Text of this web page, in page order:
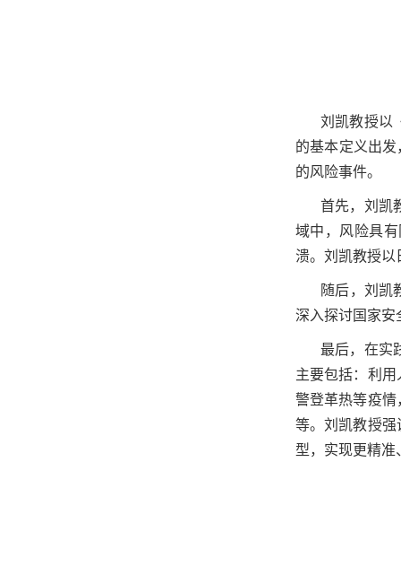
刘凯教授以
的基本定义出
的风险事件。
首先，刘凯
域中 ，风险具
溃。刘凯教授以
随后，刘凯
深入探讨国家
最后，在实
主要包括：利
警登革热等疫情
等。刘凯教授强
型，实现更精准